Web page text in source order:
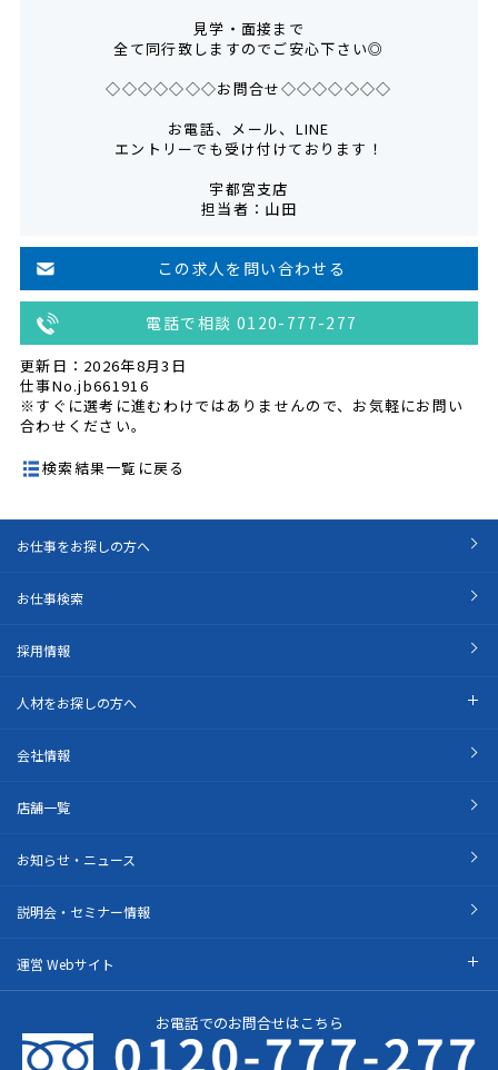
見学・面接まで
全て同行致しますのでご安心下さい◎
◇◇◇◇◇◇◇お問合せ◇◇◇◇◇◇◇
お電話、メール、LINE
エントリーでも受け付けております！
宇都宮支店
担当者：山田
この求人を問い合わせる
電話で相談 0120-777-277
更新日：2026年8月3日
仕事No.jb661916
※すぐに選考に進むわけではありませんので、お気軽にお問い
合わせください。
検索結果一覧に戻る
お仕事をお探しの方へ
お仕事検索
採用情報
人材をお探しの方へ
会社情報
店舗一覧
お知らせ・ニュース
説明会・セミナー情報
運営 Webサイト
お電話でのお問合せはこちら